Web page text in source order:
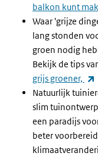
balkon kunt
Waar 'grijze
lang stonden
groen nodig
Bekijk de tips
grijs groener,
Natuurlijk
slim
een paradijs
beter